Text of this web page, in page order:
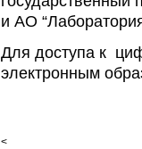
и АО
Для доступа к
электронным
<